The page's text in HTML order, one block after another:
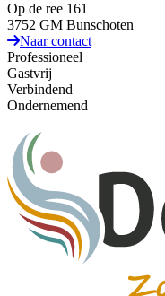
Op de ree 161
3752 GM Bunschoten
Naar contact
Professioneel
Gastvrij
Verbindend
Ondernemend